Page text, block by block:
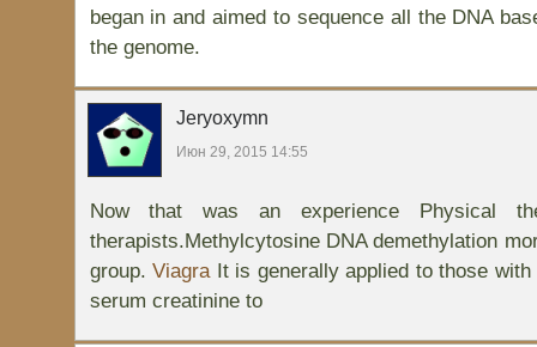
began in and aimed to sequence all the DNA
the genome.
Jeryoxymn
Июн 29, 2015 14:55
Now that was an experience Physical
therapists.Methylcytosine DNA demethylation
group.ViagraIt is generally applied to those
serum creatinine to